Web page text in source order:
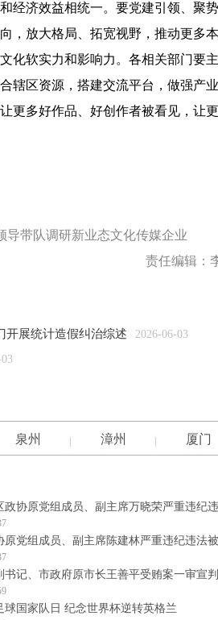
经济效益相统一。要党建引领、聚
，放大格局、拓宽视野，推动更多
化软实力和影响力。各相关部门要
辖区资源，搭建交流平台，做强产
更多好作品、好创作者被看见，让
导带队调研新业态文化传媒企业
责任编辑：
展统计造假纠治综述 2026-06-03
泉州 漳州 厦门
政协原党组成员、副主席万晓荣严重违纪违
原党组成员、副主席陈建林严重违纪违法被
书记、市政府原市长王善平受贿案一审宣判
球国家队日 纪念世界杯逆转英格兰